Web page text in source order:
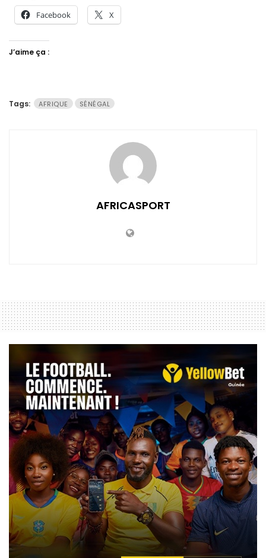
Facebook X
J’aime ça :
Tags: AFRIQUE SÉNÉGAL
AFRICASPORT